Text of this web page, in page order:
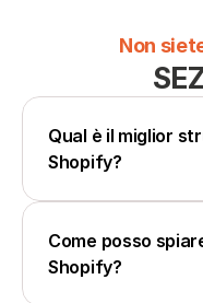
Non
Qual è il miglior
Shopify?
Come posso
Shopify?